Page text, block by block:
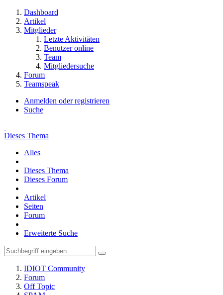
Dashboard
Artikel
Mitglieder
Letzte Aktivitäten
Benutzer online
Team
Mitgliedersuche
Forum
Teamspeak
Anmelden oder registrieren
Suche
Dieses Thema
Alles
Dieses Thema
Dieses Forum
Artikel
Seiten
Forum
Erweiterte Suche
IDIOT Community
Forum
Off Topic